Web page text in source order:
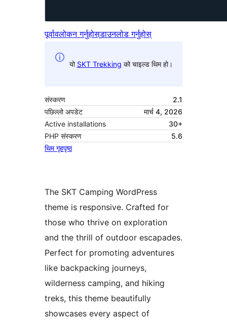
पूर्वावलोकन गर्नुहोस्डाउनलोड गर्नुहोस्
यो SKT Trekking को चाइल्ड थिम हो।
संस्करण
2.1
पछिल्लो अपडेट
मार्च 4, 2026
Active installations
30+
PHP संस्करण
5.6
थिम गृहपृष्ठ
The SKT Camping WordPress
theme is responsive. Crafted for
those who thrive on exploration
and the thrill of outdoor escapades.
Perfect for promoting adventures
like backpacking journeys,
wilderness camping, and hiking
treks, this theme beautifully
showcases every aspect of